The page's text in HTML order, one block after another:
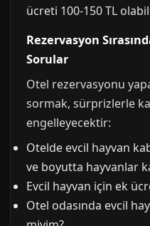
ücreti 100-150 TL
Rezervasyon
Sorular
Otel rezervasyonu
sormak, sürprizlerle
engelleyecektir:
Otelde evcil hayvan
ve boyutta hayvanlar
Evcil hayvan için ek
Otel odasında evcil